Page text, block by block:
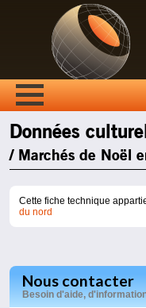
Données
/ Marchés de Noël
Cette fiche technique
du nord
Nous contacter
Besoin d'aide,